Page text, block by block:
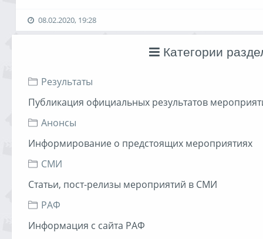
Категории
Результаты
Публикация официальных результатов
Анонсы
Информирование о предстоящих мероприятиях
СМИ
Статьи, пост-релизы мероприятий в СМИ
РАФ
Информация с сайта РАФ
08.02.2020, 19:28